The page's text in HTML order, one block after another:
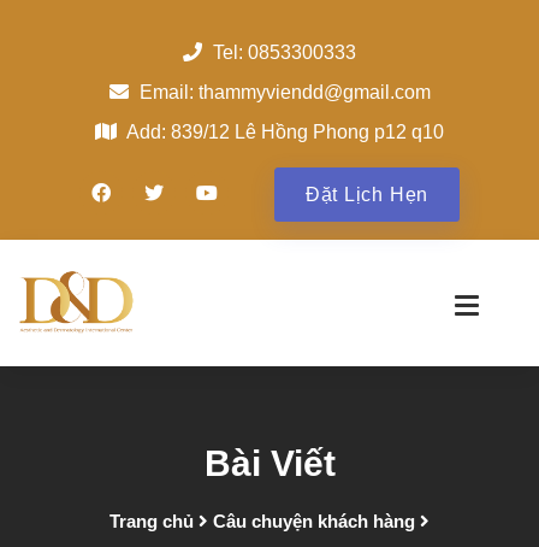
Tel: 0853300333
Email: thammyviendd@gmail.com
Add: 839/12 Lê Hồng Phong p12 q10
Đặt Lịch Hẹn
Bài Viết
Trang chủ Câu chuyện khách hàng